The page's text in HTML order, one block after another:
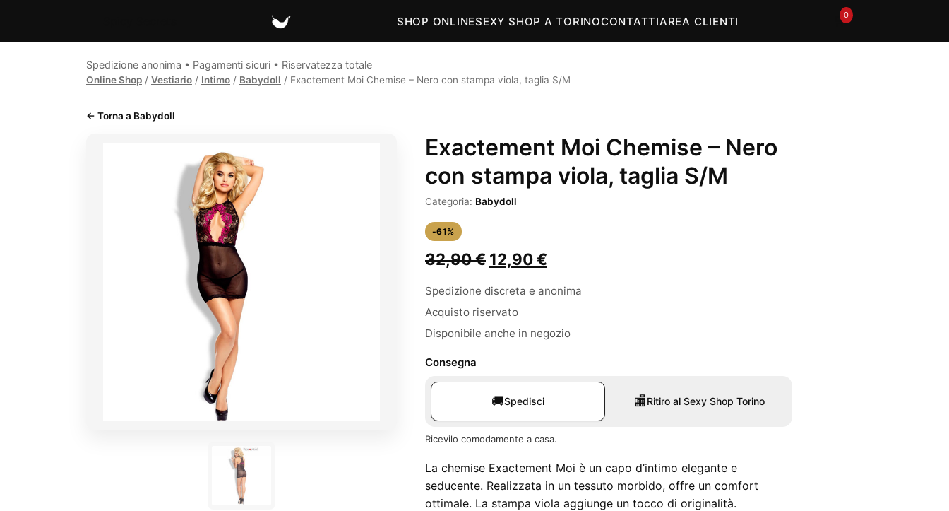
SHOP ONLINESEXY SHOP A TORINOCONTATTIAREA CLIENTI 🛒0
Spedizione anonima • Pagamenti sicuri • Riservatezza totale
Online Shop / Vestiario / Intimo / Babydoll / Exactement Moi Chemise – Nero con stampa viola, taglia S/M
← Torna a Babydoll
Exactement Moi Chemise – Nero
con stampa viola, taglia S/M
Categoria: Babydoll
-61%
32,90€ Il
prezzo
originale
era:
12,90€
prezzo
è:
Spedizione discreta e anonima
Acquisto riservato
Disponibile anche in negozio
Consegna
🚚Spedisci 🏬Ritiro al Sexy Shop Torino
Ricevilo comodamente a casa.
La chemise Exactement Moi è un capo d’intimo elegante e
seducente. Realizzata in un tessuto morbido, offre un comfort
ottimale. La stampa viola aggiunge un tocco di originalità.